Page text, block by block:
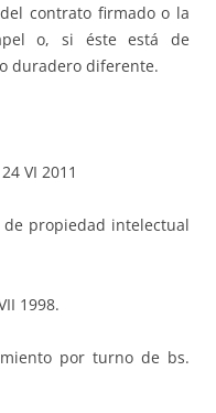
contrato firmado o la
o, si éste está de
duradero diferente.
VI 2011
de propiedad intelectual
1998.
por turno de bs.